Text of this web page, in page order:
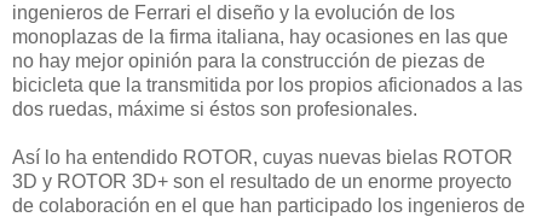
ingenieros de Ferrari el diseño y la evolución de los
monoplazas de la firma italiana, hay ocasiones en las que
no hay mejor opinión para la construcción de piezas de
bicicleta que la transmitida por los propios aficionados a las
dos ruedas, máxime si éstos son profesionales.
Así lo ha entendido ROTOR, cuyas nuevas bielas ROTOR
3D y ROTOR 3D+ son el resultado de un enorme proyecto
de colaboración en el que han participado los ingenieros de